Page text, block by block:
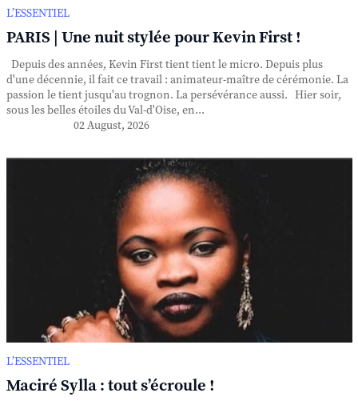
L’ESSENTIEL
PARIS | Une nuit stylée pour Kevin First !
Depuis des années, Kevin First tient tient le micro. Depuis plus
d'une décennie, il fait ce travail : animateur-maître de cérémonie. La
passion le tient jusqu'au trognon. La persévérance aussi. Hier soir,
sous les belles étoiles du Val-d'Oise, en...
02 August, 2026
L’ESSENTIEL
Maciré Sylla : tout s’écroule !